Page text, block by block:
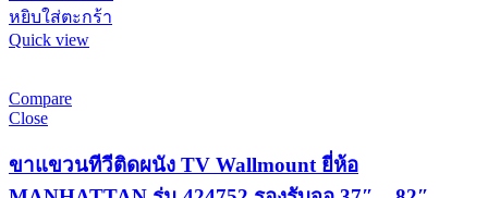
หยิบใส่ตะกร้า
Quick view
Compare
Close
ขาแขวนทีวีติดผนัง TV Wallmount ยี่ห้อ